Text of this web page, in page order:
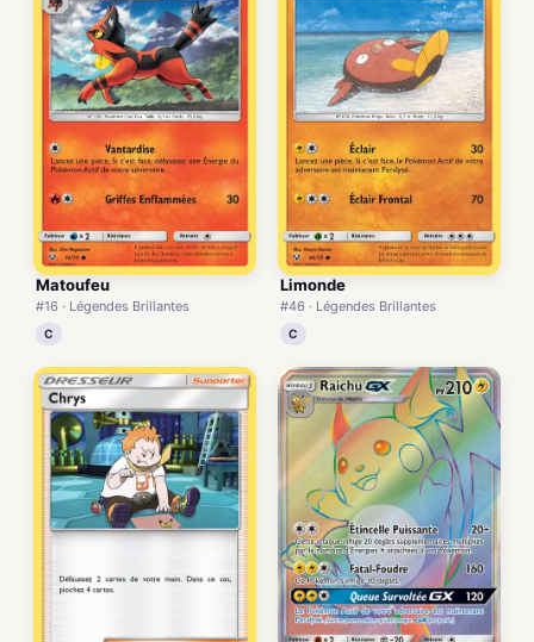
Matoufeu
#16 · Légendes Brillantes
C
Limonde
#46 · Légendes Brillantes
C